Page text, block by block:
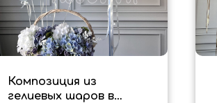
Композиция из
гелиевых шаров в